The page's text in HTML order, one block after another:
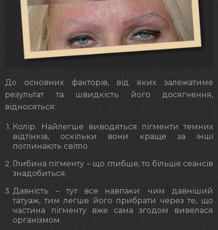
До основних факторів, від яких залежатиме
результат та швидкість його досягнення,
відносяться:
Колір. Найлегше виводяться пігменти темних
відтінків, оскільки вони краще за інші
поглинають світло.
Глибина пігменту – що глибше, то більше сеансів
знадобиться.
Давність – тут все навпаки: чим давніший
татуаж, тим легше його прибрати через те, що
частина пігменту вже сама згодом вивелася
організмом.